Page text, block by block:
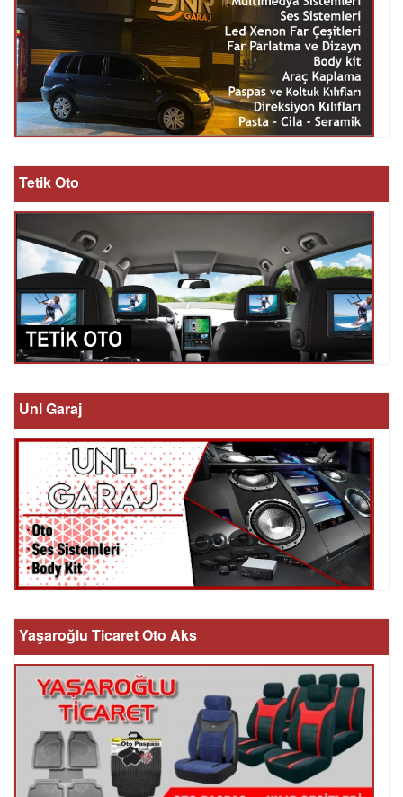
Tetik Oto
Unl Garaj
Yaşaroğlu Ticaret Oto Aks